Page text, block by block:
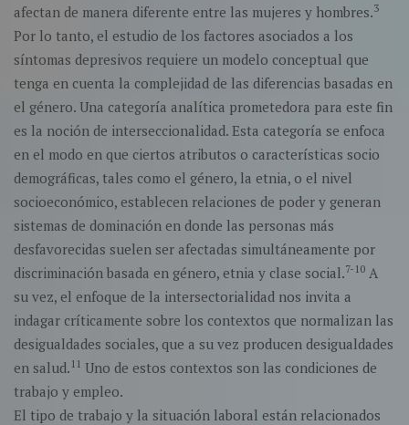
afectan de manera diferente entre las mujeres y hombres.3
Por lo tanto, el estudio de los factores asociados a los
síntomas depresivos requiere un modelo conceptual que
tenga en cuenta la complejidad de las diferencias basadas en
el género. Una categoría analítica prometedora para este fin
es la noción de interseccionalidad. Esta categoría se enfoca
en el modo en que ciertos atributos o características socio
demográficas, tales como el género, la etnia, o el nivel
socioeconómico, establecen relaciones de poder y generan
sistemas de dominación en donde las personas más
desfavorecidas suelen ser afectadas simultáneamente por
discriminación basada en género, etnia y clase social.7-10 A
su vez, el enfoque de la intersectorialidad nos invita a
indagar críticamente sobre los contextos que normalizan las
desigualdades sociales, que a su vez producen desigualdades
en salud. 11 Uno de estos contextos son las condiciones de
trabajo y empleo.
El tipo de trabajo y la situación laboral están relacionados